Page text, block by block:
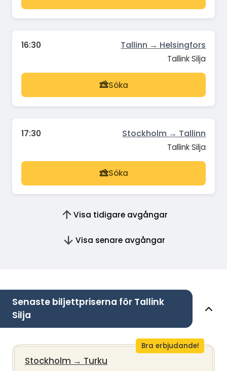
16:30 Tallinn → Helsingfors
Tallink Silja
Söka
17:30 Stockholm → Tallinn
Tallink Silja
Söka
Visa tidigare avgångar
Visa senare avgångar
Senaste biljettpriserna för Tallink
Silja
Bra erbjudande!
Stockholm → Turku